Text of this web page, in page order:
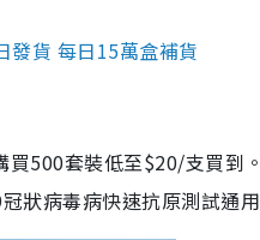
發貨 每日15萬盒補貨
500套裝低至$20/支買到
狀病毒病快速抗原測試通用